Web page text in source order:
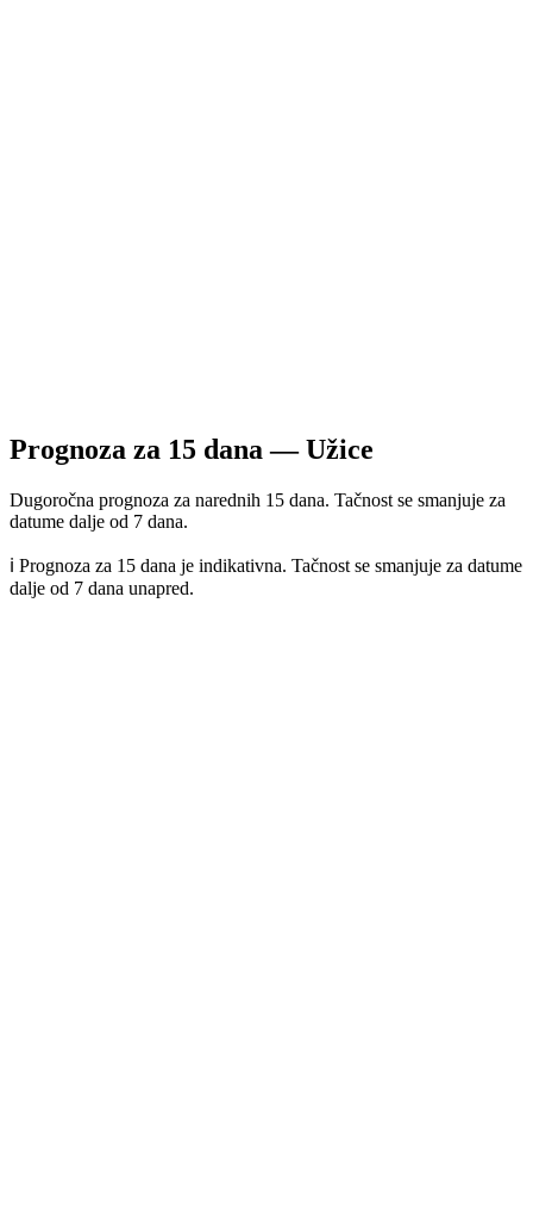
Prognoza za 15 dana —Užice
Dugoročna prognoza za narednih 15 dana. Tačnost se smanjuje za
datume dalje od 7 dana.
ℹ️ Prognoza za 15 dana je indikativna. Tačnost se smanjuje za datume
dalje od 7 dana unapred.